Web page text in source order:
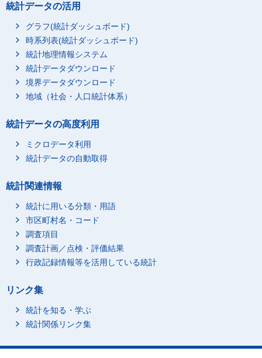
統計データの活用
グラフ(統計ダッシュボード)
時系列表(統計ダッシュボード)
統計地理情報システム
統計データダウンロード
境界データダウンロード
地域（社会・人口統計体系）
統計データの高度利用
ミクロデータ利用
統計データの自動取得
統計関連情報
統計に用いる分類・用語
市区町村名・コード
調査項目
調査計画／点検・評価結果
行政記録情報等を活用している統計
リンク集
統計を知る・学ぶ
統計関係リンク集